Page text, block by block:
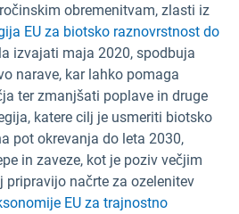
obremenitvam, zlasti iz
EU za biotsko raznovrstnost do
izvajati maja 2020, spodbuja
narave, kar lahko pomaga
ter zmanjšati poplave in druge
katere cilj je usmeriti biotsko
pot okrevanja do leta 2030,
in zaveze, kot je poziv večjim
pripravijo načrte za ozelenitev
EU za trajnostno